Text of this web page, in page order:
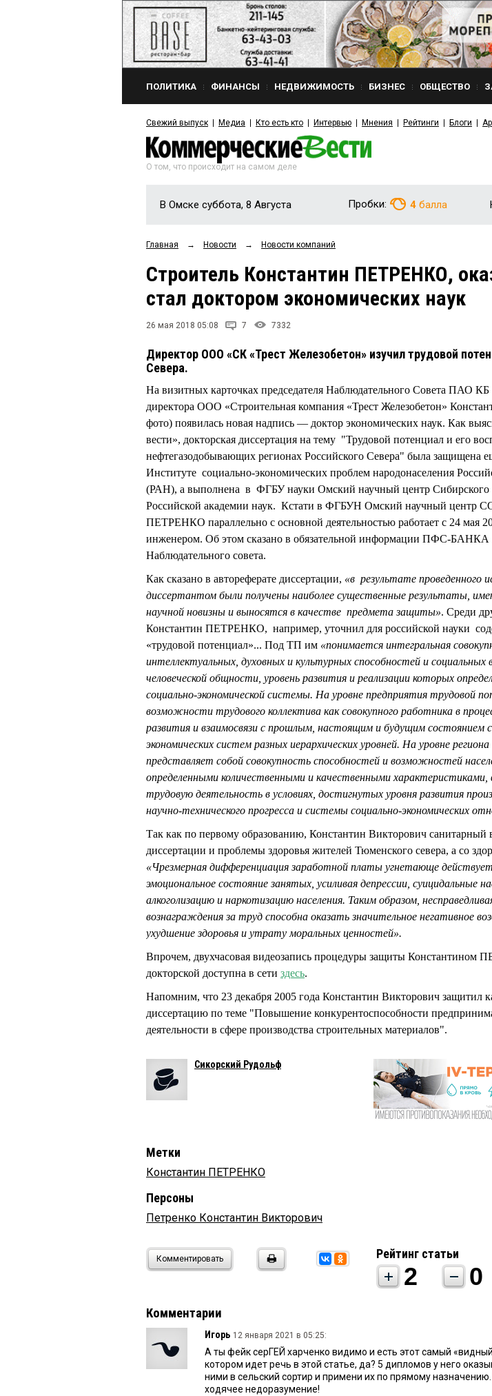
ПОЛИТИКА ФИНАНСЫ НЕДВИЖИМОСТЬ БИЗНЕС ОБЩЕСТВО
Свежий выпуск Медиа Кто есть кто Интервью Мнения Рейтинги Блоги
О том, что происходит на самом деле
В Омске суббота, 8 Августа Пробки: 4 балла
Главная → Новости → Новости компаний
Строитель Константин ПЕТРЕНКО,
стал доктором экономических наук
26 мая 2018 05:08 7 7332
Директор ООО «СК «Трест Железобетон» изучил трудовой
Севера.
На визитных карточках председателя Наблюдательного Совета ПАО
директора ООО «Строительная компания «Трест Железобетон»
фото) появилась новая надпись — доктор экономических наук. Как
вести», докторская диссертация на тему "Трудовой потенциал и его
нефтегазодобывающих регионах Российского Севера" была защищена
Институте социально-экономических проблем народонаселения
(РАН), а выполнена в ФГБУ науки Омский научный центр Сибирского
Российской академии наук. Кстати в ФГБУН Омский научный центр
ПЕТРЕНКО параллельно с основной деятельностью работает с 24 мая
инженером. Об этом сказано в обязательной информации ПФС-БАНКА
Наблюдательного совета.
Как сказано в автореферате диссертации, «в результате проведенного
диссертантом были получены наиболее существенные результаты,
научной новизны и выносятся в качестве предмета защиты». Среди
Константин ПЕТРЕНКО, например, уточнил для российской науки
«трудовой потенциал»... Под ТП им «понимается интегральная
интеллектуальных, духовных и культурных способностей и
человеческой общности, уровень развития и реализации которых
социально-экономической системы. На уровне предприятия трудовой
возможности трудового коллектива как совокупного работника в
развития и взаимосвязи с прошлым, настоящим и будущим состоянием
экономических систем разных иерархических уровней. На уровне
представляет собой совокупность способностей и возможностей
определенными количественными и качественными характеристиками,
трудовую деятельность в условиях, достигнутых уровня развития
научно-технического прогресса и системы социально-экономических
Так как по первому образованию, Константин Викторович санитарный
диссертации и проблемы здоровья жителей Тюменского севера, а со
«Чрезмерная дифференциация заработной платы угнетающе
эмоциональное состояние занятых, усиливая депрессии, суицидальные
алкоголизацию и наркотизацию населения. Таким образом,
вознаграждения за труд способна оказать значительное негативное
ухудшение здоровья и утрату моральных ценностей».
Впрочем, двухчасовая видеозапись процедуры защиты Константином
докторской доступна в сети здесь.
Напомним, что 23 декабря 2005 года Константин Викторович защитил
диссертацию по теме "Повышение конкурентоспособности
деятельности в сфере производства строительных материалов".
Сикорский Рудольф
Метки
Константин ПЕТРЕНКО
Персоны
Петренко Константин Викторович
Комментировать Рейтинг статьи
2 0
Комментарии
Игорь 12 января 2021 в 05:25:
А ты фейк серГЕЙ харченко видимо и есть этот самый
котором идет речь в этой статье, да? 5 дипломов у него
ними в сельский сортир и примени их по прямому
ходячее недоразумение!